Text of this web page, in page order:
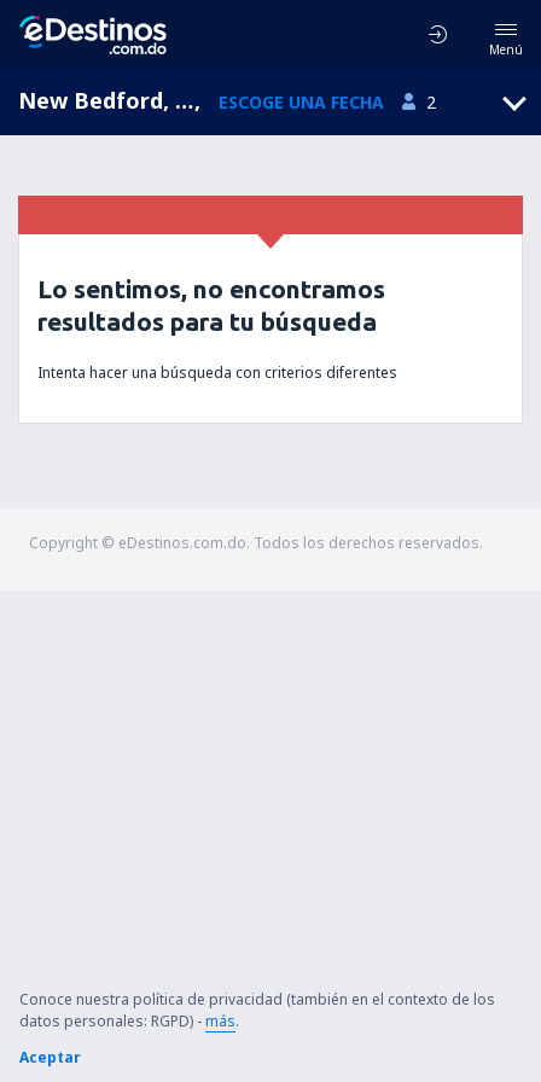
Menú
New Bedford, New Bedford Airport, Massachusetts, Estados Unidos (EWB), ESCOGE UNA FECHA 2
Lo sentimos, no encontramos
resultados para tu búsqueda
Intenta hacer una búsqueda con criterios diferentes
Copyright © eDestinos.com.do. Todos los derechos reservados.
Conoce nuestra política de privacidad (también en el contexto de los
datos personales: RGPD) -más.
Aceptar